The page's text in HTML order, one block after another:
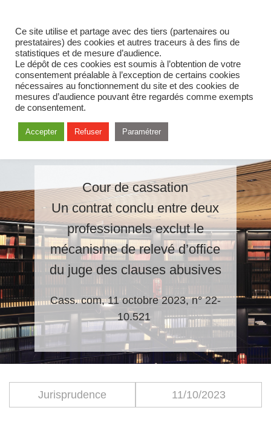
Cour de cassation
Un contrat conclu entre deux
professionnels exclut le
mécanisme de relevé d’office
du juge des clauses abusives
Cass. com, 11 octobre 2023, n° 22-
10.521
Jurisprudence 11/10/2023
Ce site utilise et partage avec des tiers (partenaires ou
prestataires) des cookies et autres traceurs à des fins de
statistiques et de mesure d’audience.
Le dépôt de ces cookies est soumis à l’obtention de votre
consentement préalable à l’exception de certains cookies
nécessaires au fonctionnement du site et des cookies de
mesures d’audience pouvant être regardés comme exempts
de consentement.
Accepter Refuser Paramétrer